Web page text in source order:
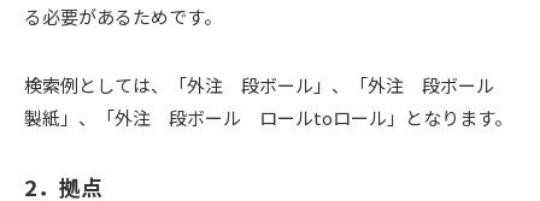
る必要があるためです。
検索例としては、「外注 段ボール」、「外注 段ボール
製紙」、「外注 段ボール ロールtoロール」となります。
2．拠点